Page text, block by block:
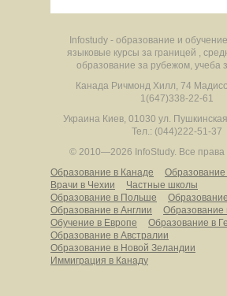
Infostudy - образование и
языковые курсы за границей ,
образование за рубежом, учеба
Канада Ричмонд Хилл, 74
1(647)338-22-61
Украина Киев, 01030 ул.
Тел.: (044)222-51-37
© 2010—2026 InfoStudy. Все
Образование в Канаде
Образование
Врачи в Чехии
Частные школы
Образование в Польше
Образование в Англии
Обучение в Европе
Образование в
Образование в Австралии
Образование в Новой Зеландии
Иммиграция в Канаду